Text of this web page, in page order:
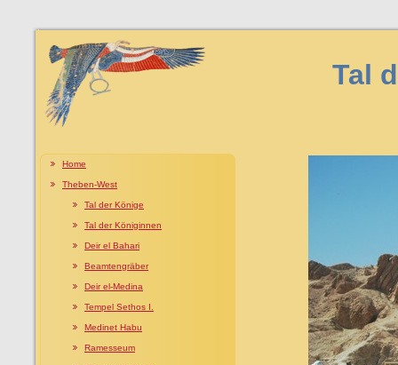
Tal
Home
Theben-West
Tal der Könige
Tal der Königinnen
Deir el Bahari
Beamtengräber
Deir el-Medina
Tempel Sethos I.
Medinet Habu
Ramesseum